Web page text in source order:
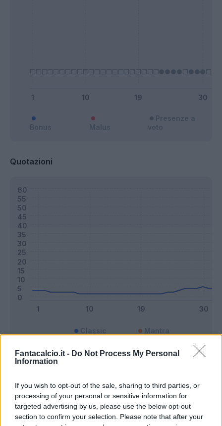
Fantacalcio.it - Do Not Process My Personal
Information
If you wish to opt-out of the sale, sharing to third parties, or
processing of your personal or sensitive information for
targeted advertising by us, please use the below opt-out
section to confirm your selection. Please note that after your
Quotazioni
Classic Mantra
Riepilogo stagione
Titolare
Entrato 5 - 13
Squalificato